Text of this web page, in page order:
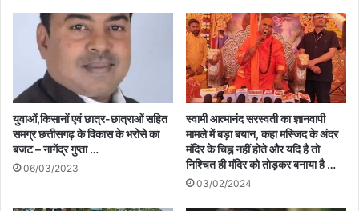
युवाओं,किसानों एवं छात्र-छात्राओं सहित
समग्र छत्तीसगढ़ के विकास के भरोसे का
बजट – नागेंद्र गुप्ता …
06/03/2023
स्वामी आत्मानंद सरस्वती का ज्ञानवापी
मामले में बड़ा बयान, कहा मस्जिद के अंदर
मंदिर के चिह्न नहीं होते और यदि है तो
निश्चित ही मंदिर को तोड़कर बनाया है …
03/02/2024